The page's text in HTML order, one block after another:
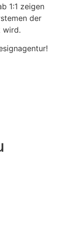
1:1 zeigen
der
wird.